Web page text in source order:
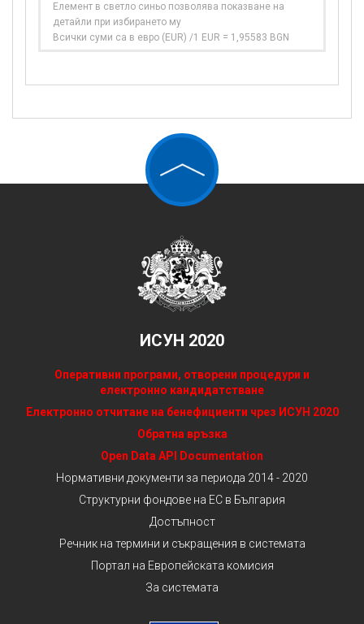
Елемент в светло синьо позволява показване на
детайли при избирането му
Всички суми са в евро (EUR) /1 EUR = 1,95583 BGN
ИСУН 2020
Оперативни програми, отворени процедури и
електронно кандидатстване
Електронно отчитане на бенефициенти чрез ИСУН 2020
Обратна връзка
Open Data API Documentation
Нормативни документи за периода 2014 - 2020
Структурни фондове на ЕС в България
Достъпност
Речник на термини и съкращения в системата
Портал на Европейската комисия
За системата